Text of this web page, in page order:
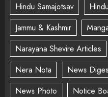
Hindu Samajotsav
Jammu & Kashmir
Narayana Shevire Articles
Nera Nota
News
News Photo
Notice